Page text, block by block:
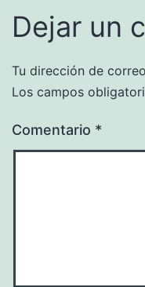
Dejar un
Tu dirección de
Los campos
Comentario *